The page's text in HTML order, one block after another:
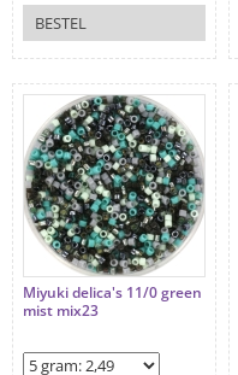
BESTEL
Miyuki delica's 11/0 green
mist mix23